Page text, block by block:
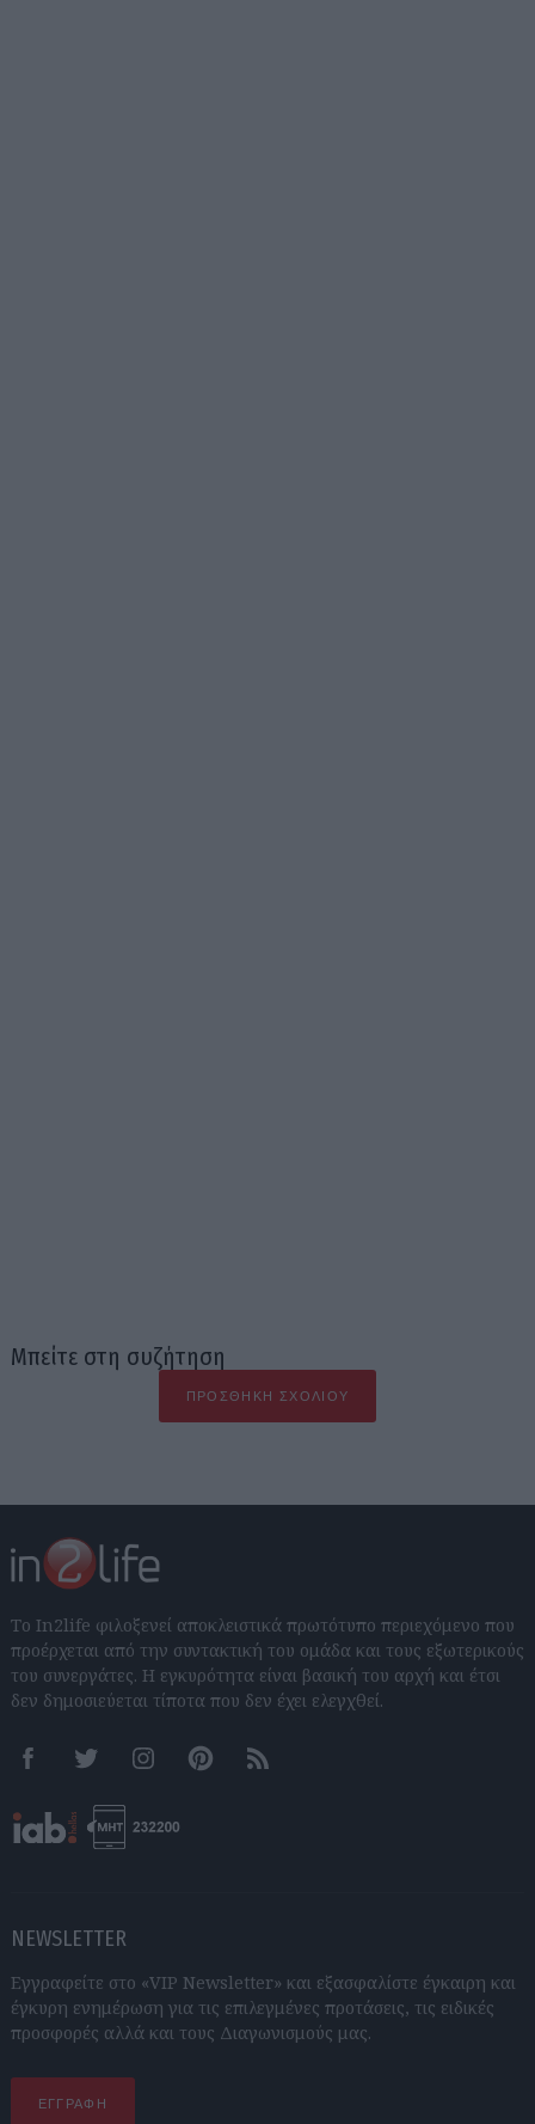
Μπείτε στη συζήτηση
ΠΡΟΣΘΉΚΗ ΣΧΟΛΊΟΥ
Το In2life φιλοξενεί αποκλειστικά πρωτότυπο περιεχόμενο που
προέρχεται από την συντακτική του ομάδα και τους εξωτερικούς
του συνεργάτες. Η εγκυρότητα είναι βασική του αρχή και έτσι
δεν δημοσιεύεται τίποτα που δεν έχει ελεγχθεί.
FacebookTwitter InstagramPinterestRSS feeds
NEWSLETTER
Εγγραφείτε στο «VIP Newsletter» και εξασφαλίστε έγκαιρη και
έγκυρη ενημέρωση για τις επιλεγμένες προτάσεις, τις ειδικές
προσφορές αλλά και τους Διαγωνισμούς μας.
ΕΓΓΡΑΦΗ